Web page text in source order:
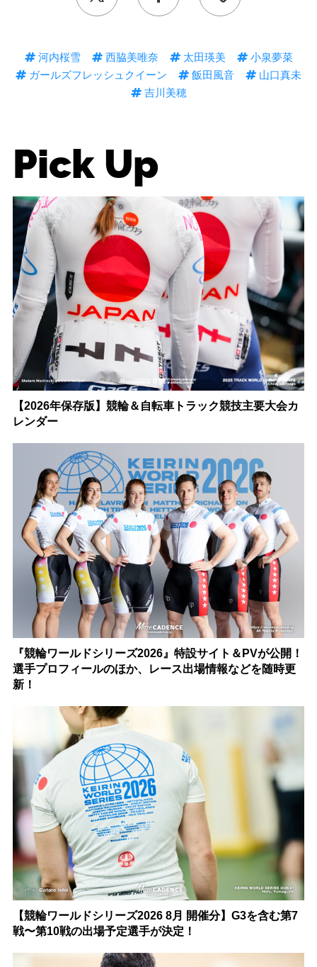
河内桜雪 西脇美唯奈 太田瑛美
小泉夢菜
ガールズフレッシュクイーン
飯田風音
山口真未
吉川美穂
Pick Up
【2026年保存版】競輪＆自転車トラック競技主要大会カ
レンダー
『競輪ワールドシリーズ2026』特設サイト＆PVが公開！
選手プロフィールのほか、レース出場情報などを随時更
新！
【競輪ワールドシリーズ2026 8月 開催分】G3を含む第7
戦〜第10戦の出場予定選手が決定！